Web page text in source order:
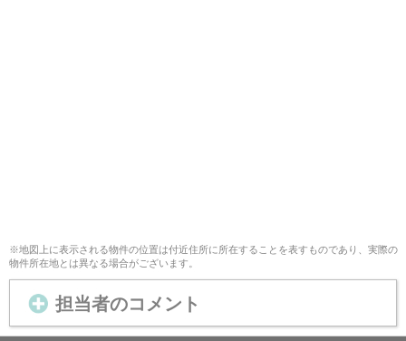
※地図上に表示される物件の位置は付近住所に所在することを表すものであり、実際の
物件所在地とは異なる場合がございます。
担当者のコメント